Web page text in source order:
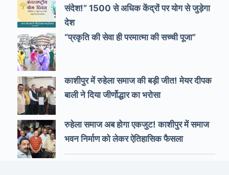
संदेश!” 1500 से अधिक केंद्रों पर योग से जुड़ेगा
देश
“प्रकृति की सेवा ही परमात्मा की सच्ची पूजा”
काशीपुर में रुहेला समाज की बड़ी जीत! मेयर दीपक
बाली ने दिया जीर्णोद्धार का भरोसा
रुहेला समाज अब होगा एकजुट! काशीपुर में समाज
भवन निर्माण को लेकर ऐतिहासिक फैसला